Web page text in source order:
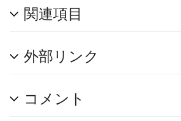
関連項目
外部リンク
コメント